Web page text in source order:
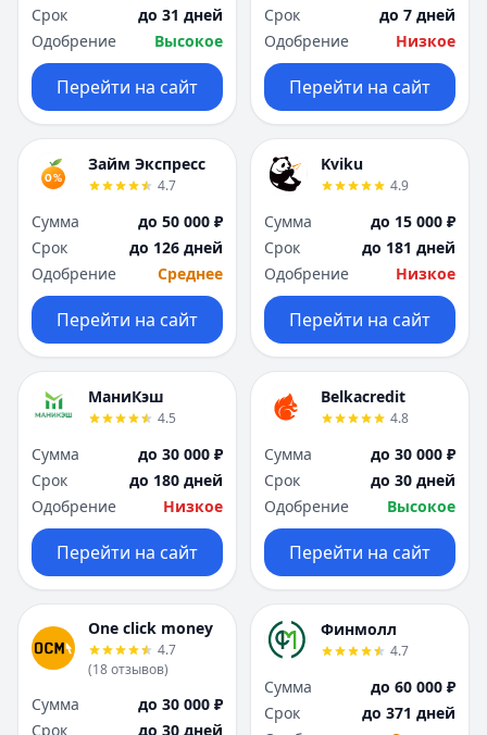
Срок
до 31 дней
Одобрение
Высокое
Перейти на сайт
Срок
до 7 дней
Одобрение
Низкое
Перейти на сайт
Займ Экспресс
4.7
Сумма
до 50 000 ₽
Срок
до 126 дней
Одобрение
Среднее
Перейти на сайт
Kviku
4.9
Сумма
до 15 000 ₽
Срок
до 181 дней
Одобрение
Низкое
Перейти на сайт
МаниКэш
4.5
Сумма
до 30 000 ₽
Срок
до 180 дней
Одобрение
Низкое
Перейти на сайт
Belkacredit
4.8
Сумма
до 30 000 ₽
Срок
до 30 дней
Одобрение
Высокое
Перейти на сайт
One click money
4.7
(18отзывов)
Сумма
до 30 000 ₽
Срок
до 30 дней
Финмолл
4.7
Сумма
до 60 000 ₽
Срок
до 371 дней